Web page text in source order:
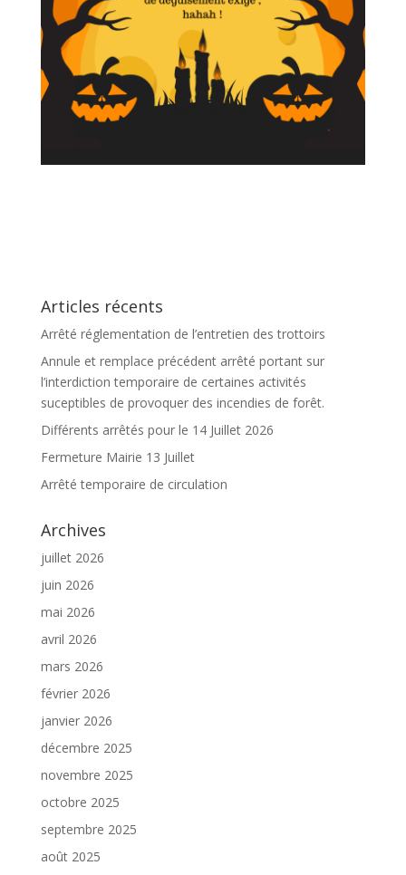
Articles récents
Arrêté réglementation de l’entretien des trottoirs
Annule et remplace précédent arrêté portant sur
l’interdiction temporaire de certaines activités
suceptibles de provoquer des incendies de forêt.
Différents arrêtés pour le 14 Juillet 2026
Fermeture Mairie 13 Juillet
Arrêté temporaire de circulation
Archives
juillet 2026
juin 2026
mai 2026
avril 2026
mars 2026
février 2026
janvier 2026
décembre 2025
novembre 2025
octobre 2025
septembre 2025
août 2025